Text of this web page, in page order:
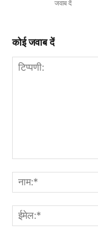
जवाब दें
कोई जवाब दें